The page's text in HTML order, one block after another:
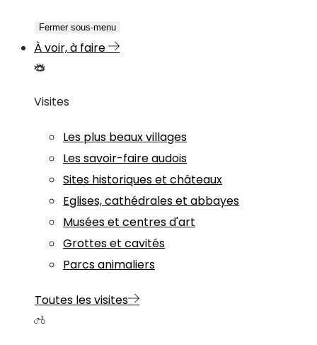
Fermer sous-menu
À voir, à faire
Visites
Les plus beaux villages
Les savoir-faire audois
Sites historiques et châteaux
Eglises, cathédrales et abbayes
Musées et centres d'art
Grottes et cavités
Parcs animaliers
Toutes les visites